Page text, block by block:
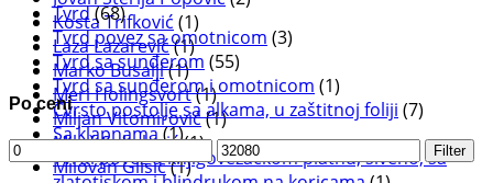
Kosta Trifković (1)
Laza Lazarević(1)
Marko Busalji(1)
Meri Holingsvort(1)
Miljan Vitomirović(1)
Miloš Sokolović(1)
Milovan Glišić(1)
Tvrd(68)
Tvrd povez sa omotnicom (3)
Tvrd sa sunđerom (55)
Tvrd sa sunđerom i omotnicom (1)
Čvrsto postolje sa alkama, u zaštitnoj foliji (7)
Sa klapnama(1)
Tvrdi povez u knjigovezačkom platnu, šiveno, sa
Po ceni
Minimalna
cena
Maksimalna
cena
Filter